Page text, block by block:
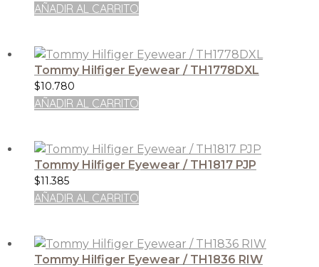
AÑADIR AL CARRITO
Tommy Hilfiger Eyewear / TH1778DXL
$10.780
AÑADIR AL CARRITO
Tommy Hilfiger Eyewear / TH1817 PJP
$11.385
AÑADIR AL CARRITO
Tommy Hilfiger Eyewear / TH1836 RIW